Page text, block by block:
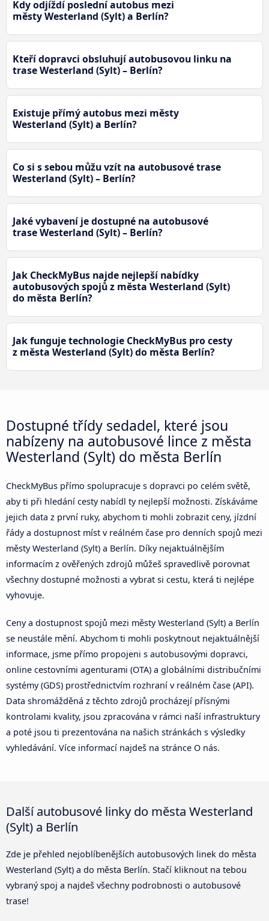
Kdy odjíždí poslední autobus mezi
městy Westerland (Sylt) a Berlín?
Kteří dopravci obsluhují autobusovou linku na
trase Westerland (Sylt) – Berlín?
Existuje přímý autobus mezi městy
Westerland (Sylt) a Berlín?
Co si s sebou můžu vzít na autobusové trase
Westerland (Sylt) – Berlín?
Jaké vybavení je dostupné na autobusové
trase Westerland (Sylt) – Berlín?
Jak CheckMyBus najde nejlepší nabídky
autobusových spojů z města Westerland (Sylt)
do města Berlín?
Jak funguje technologie CheckMyBus pro cesty
z města Westerland (Sylt) do města Berlín?
Dostupné třídy sedadel, které jsou
nabízeny na autobusové lince z města
Westerland (Sylt) do města Berlín
CheckMyBus přímo spolupracuje s dopravci po celém světě,
aby ti při hledání cesty nabídl ty nejlepší možnosti. Získáváme
jejich data z první ruky, abychom ti mohli zobrazit ceny, jízdní
řády a dostupnost míst v reálném čase pro denních spojů mezi
městy Westerland (Sylt) a Berlín. Díky nejaktuálnějším
informacím z ověřených zdrojů můžeš spravedlivě porovnat
všechny dostupné možnosti a vybrat si cestu, která ti nejlépe
vyhovuje.
Ceny a dostupnost spojů mezi městy Westerland (Sylt) a Berlín
se neustále mění. Abychom ti mohli poskytnout nejaktuálnější
informace, jsme přímo propojeni s autobusovými dopravci,
online cestovními agenturami (OTA) a globálními distribučními
systémy (GDS) prostřednictvím rozhraní v reálném čase (API).
Data shromážděná z těchto zdrojů procházejí přísnými
kontrolami kvality, jsou zpracována v rámci naší infrastruktury
a poté jsou ti prezentována na našich stránkách s výsledky
vyhledávání. Více informací najdeš na stránce O nás.
Další autobusové linky do města Westerland
(Sylt) a Berlín
Zde je přehled nejoblíbenějších autobusových linek do města
Westerland (Sylt) a do města Berlín. Stačí kliknout na tebou
vybraný spoj a najdeš všechny podrobnosti o autobusové
trase!